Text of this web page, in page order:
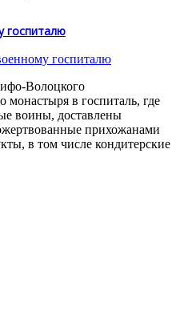
госпиталю
Волоцкого
монастыря в госпиталь, где
воины, доставлены
прихожанами
в том числе кондитерские